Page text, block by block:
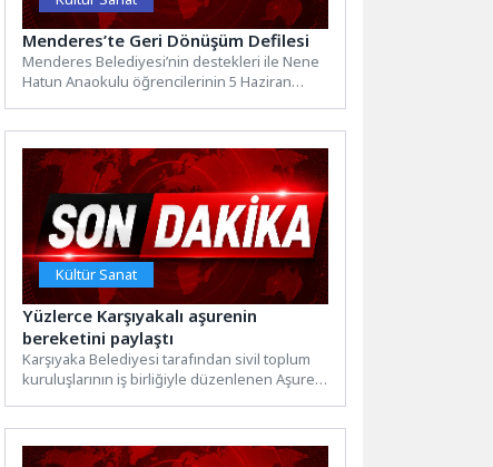
Menderes’te Geri Dönüşüm Defilesi
Menderes Belediyesi’nin destekleri ile Nene
Hatun Anaokulu öğrencilerinin 5 Haziran
Kültür Sanat
Yüzlerce Karşıyakalı aşurenin
bereketini paylaştı
Karşıyaka Belediyesi tarafından sivil toplum
kuruluşlarının iş birliğiyle düzenlenen Aşure